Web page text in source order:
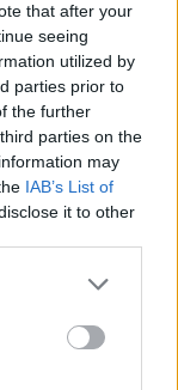
that after your
seeing
utilized by
parties prior to
the further
parties on the
may
IAB’s List of
it to other
more Google
may click to
party tags to
below Google
y
sobre vida